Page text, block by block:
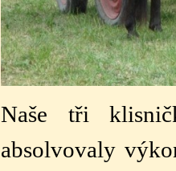
Naše tři
absolvovaly